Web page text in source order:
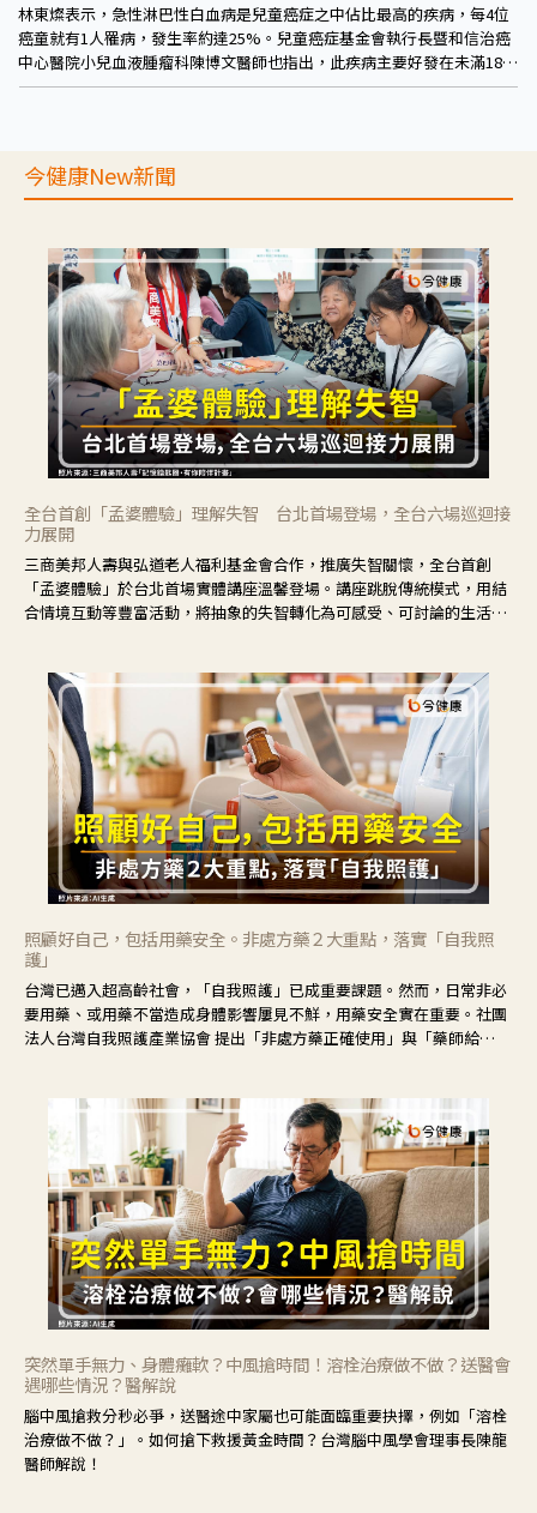
林東燦表示，急性淋巴性白血病是兒童癌症之中佔比最高的疾病，每4位
癌童就有1人罹病，發生率約達25%。兒童癌症基金會執行長暨和信治癌
中心醫院小兒血液腫瘤科陳博文醫師也指出，此疾病主要好發在未滿18歲
的兒童，其中以3-5歲為最多數，男孩風險比女孩風險稍高，成人發病機
今健康New新聞
全台首創「孟婆體驗」理解失智 台北首場登場，全台六場巡迴接
力展開
三商美邦人壽與弘道老人福利基金會合作，推廣失智關懷，全台首創
「孟婆體驗」於台北首場實體講座溫馨登場。講座跳脫傳統模式，用結
合情境互動等豐富活動，將抽象的失智轉化為可感受、可討論的生活情
照顧好自己，包括用藥安全。非處方藥２大重點，落實「自我照
護」
台灣已邁入超高齡社會，「自我照護」已成重要課題。然而，日常非必
要用藥、或用藥不當造成身體影響屢見不鮮，用藥安全實在重要。社團
法人台灣自我照護產業協會 提出「非處方藥正確使用」與「藥師給
突然單手無力、身體癱軟？中風搶時間！溶栓治療做不做？送醫會
遇哪些情況？醫解說
腦中風搶救分秒必爭，送醫途中家屬也可能面臨重要抉擇，例如「溶栓
治療做不做？」。如何搶下救援黃金時間？台灣腦中風學會理事長陳龍
醫師解說！